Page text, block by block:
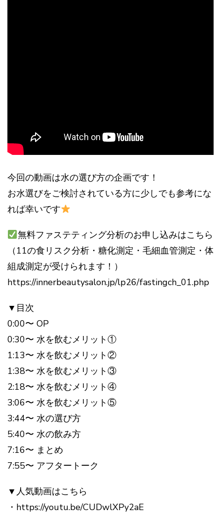
今回の動画は水の選び方の企画です！
お水選びをご検討されている方に少しでも参考にな
れば幸いです
無料ファステティング分析のお申し込みはこちら
（11の食リスク分析・糖化測定・毛細血管測定・体
組成測定が受けられます！）
https://innerbeautysalon.jp/lp26/fastingch_01.php
▼目次
0:00〜 OP
0:30〜 水を飲むメリット①
1:13〜 水を飲むメリット②
1:38〜 水を飲むメリット③
2:18〜 水を飲むメリット④
3:06〜 水を飲むメリット⑤
3:44〜 水の選び方
5:40〜 水の飲み方
7:16〜 まとめ
7:55〜 アフタートーク
▼人気動画はこちら
・https://youtu.be/CUDwlXPy2aE